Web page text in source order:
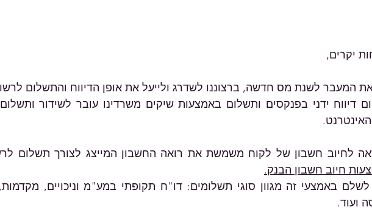
יקרים,
המעבר לשנת מס חדשה, ברצוננו לשדרג ולייעל את אופן הדיווח והתשלום
לחיוב חשבון של לקוח משמשת את רואה החשבון המייצג לצורך תשלום
חיוב חשבון הבנק.
ועוד.